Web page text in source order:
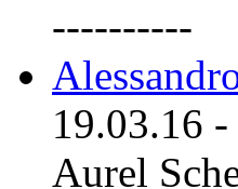
----------
19.03.16 -
Aurel